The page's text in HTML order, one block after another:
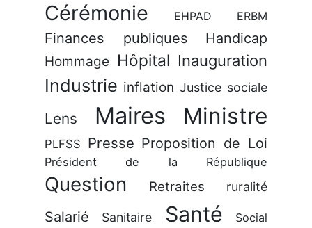
Cérémonie EHPAD ERBM
Finances publiques Handicap
Hommage Hôpital Inauguration
Industrie inflation Justice sociale
Lens Maires Ministre
PLFSS Presse Proposition de Loi
Président de la République
Question Retraites ruralité
Salarié Sanitaire Santé Social